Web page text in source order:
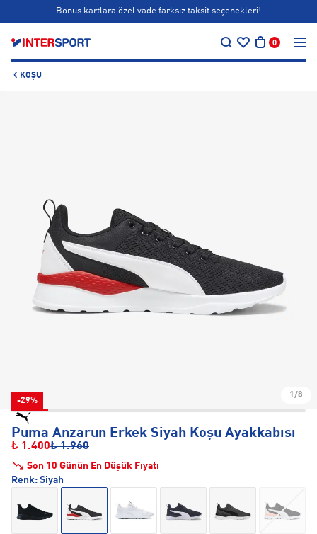
Bonus kartlara özel vade farksız taksit seçenekleri!
0
KOŞU
-29%
1/8
Puma Anzarun Erkek Siyah Koşu Ayakkabısı
₺ 1.400₺ 1.960
Son 10 Günün En Düşük Fiyatı
Renk: Siyah